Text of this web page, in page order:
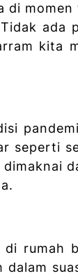
di
ada
kita
seperti
rumah